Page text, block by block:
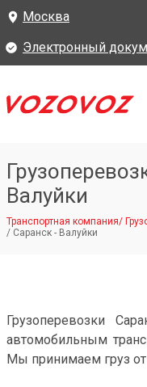
Москва
Электронный
Валуйки
Транспортная компания/
/ Саранск - Валуйки
Грузоперевозки
автомобильным
Мы принимаем груз